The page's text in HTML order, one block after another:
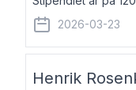
1977, är journalist
boken Ligan.
2026-03-23
Henrik